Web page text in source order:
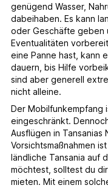
genügend Wasser,
dabeihaben. Es kann
oder Geschäfte geben
Eventualitäten
eine Panne hast, kann
dauern, bis Hilfe
sind aber generell
nicht alleine.
Der Mobilfunkempfang
eingeschränkt.
Ausflügen in Tansanias
Vorsichtsmaßnahmen
ländliche Tansania auf
möchtest, solltest du
mieten. Mit einem